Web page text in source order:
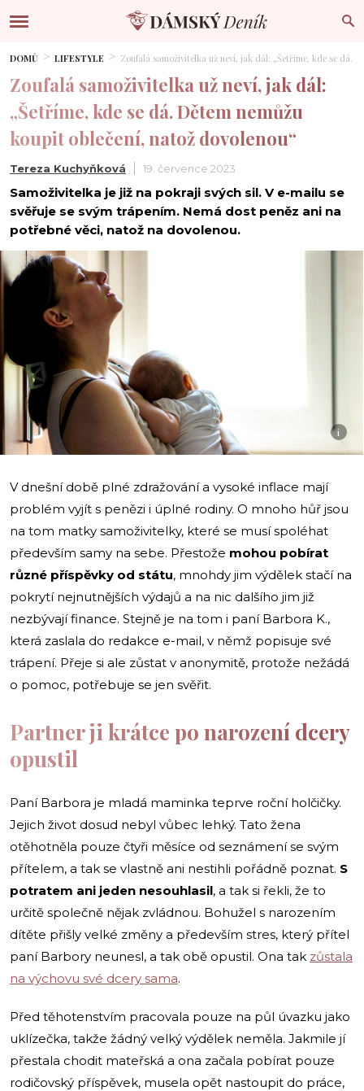
DOMŮ LIFESTYLE Zoufalá samoživitelka už neví, jak dál: „Šetříme, kde se dá.
Zoufalá samoživitelka už neví, jak dál:
„Šetříme, kde se dá. Dětem nemůžu
koupit oblečení, natož dovolenou“
Tereza Kuchyňková 19. července 2023
Samoživitelka je již na pokraji svých sil. V e-mailu se
svěřuje se svým trápením. Nemá dost peněz ani na
potřebné věci, natož na dovolenou.
i
V dnešní době plné zdražování a vysoké inflace mají
problém vyjít s penězi i úplné rodiny. O mnoho hůř jsou
na tom matky samoživitelky, které se musí spoléhat
především samy na sebe. Přestože mohou pobírat
různé příspěvky od státu, mnohdy jim výdělek stačí na
pokrytí nejnutnějších výdajů a na nic dalšího jim již
nezbývají finance. Stejně je na tom i paní Barbora K.,
která zaslala do redakce e-mail, v němž popisuje své
trápení. Přeje si ale zůstat v anonymitě, protože nežádá
o pomoc, potřebuje se jen svěřit.
Partner ji krátce po narození dcery
opustil
Paní Barbora je mladá maminka teprve roční holčičky.
Jejich život dosud nebyl vůbec lehký. Tato žena
otěhotněla pouze čtyři měsíce od seznámení se svým
přítelem, a tak se vlastně ani nestihli pořádně poznat. S
potratem ani jeden nesouhlasil, a tak si řekli, že to
určitě společně nějak zvládnou. Bohužel s narozením
dítěte přišly velké změny a především stres, který přítel
paní Barbory neunesl, a tak obě opustil. Ona tak zůstala
na výchovu své dcery sama.
Před těhotenstvím pracovala pouze na půl úvazku jako
uklízečka, takže žádný velký výdělek neměla. Jakmile jí
přestala chodit mateřská a ona začala pobírat pouze
rodičovský příspěvek, musela opět nastoupit do práce,